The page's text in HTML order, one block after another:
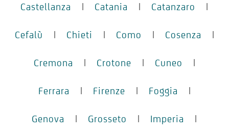
Castellanza | Catania | Catanzaro |
Cefalù | Chieti | Como | Cosenza |
Cremona | Crotone | Cuneo |
Ferrara | Firenze | Foggia |
Genova | Grosseto | Imperia |